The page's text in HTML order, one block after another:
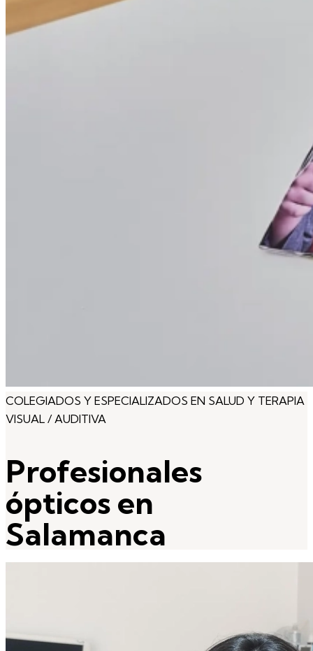
COLEGIADOS Y ESPECIALIZADOS EN SALUD Y TERAPIA
VISUAL / AUDITIVA
Profesionales
ópticos en
Salamanca